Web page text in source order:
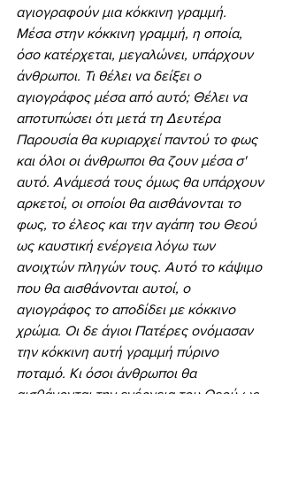
αγιογραφούν μια κόκκινη γραμμή.
Μέσα στην κόκκινη γραμμή, η οποία,
όσο κατέρχεται, μεγαλώνει, υπάρχουν
άνθρωποι. Τι θέλει να δείξει ο
αγιογράφος μέσα από αυτό; Θέλει να
αποτυπώσει ότι μετά τη Δευτέρα
Παρουσία θα κυριαρχεί παντού το φως
και όλοι οι άνθρωποι θα ζουν μέσα σ'
αυτό. Ανάμεσά τους όμως θα υπάρχουν
αρκετοί, οι οποίοι θα αισθάνονται το
φως, το έλεος και την αγάπη του Θεού
ως καυστική ενέργεια λόγω των
ανοιχτών πληγών τους. Αυτό το κάψιμο
που θα αισθάνονται αυτοί, ο
αγιογράφος το αποδίδει με κόκκινο
χρώμα. Οι δε άγιοι Πατέρες ονόμασαν
την κόκκινη αυτή γραμμή πύρινο
ποταμό. Κι όσοι άνθρωποι θα
αισθάνονται την ενέργεια του Θεού ως